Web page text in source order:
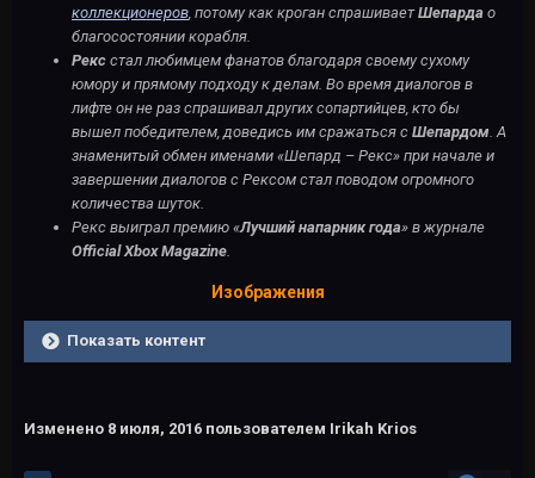
коллекционеров , потому как кроган спрашиваетШепарда о
благосостоянии корабля.
Рекс стал любимцем фанатов благодаря своему сухому
юмору и прямому подходу к делам. Во время диалогов в
лифте он не раз спрашивал других сопартийцев, кто бы
вышел победителем, доведись им сражаться с Шепардом . А
знаменитый обмен именами «Шепард – Рекс» при начале и
завершении диалогов с Рексом стал поводом огромного
количества шуток.
Рекс выиграл премию «Лучший напарник года» в журнале
Official Xbox Magazine
Изображения
Показать контент
Изменено 8 июля, 2016 пользователем Irikah Krios